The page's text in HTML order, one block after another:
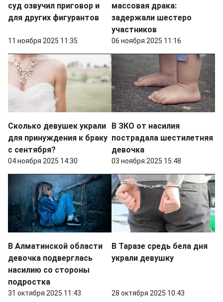
суд озвучил приговор и
для других фигурантов
11 ноября 2025 11:35
массовая драка:
задержали шестеро
участников
06 ноября 2025 11:16
Сколько девушек украли
для принуждения к браку
с сентября?
04 ноября 2025 14:30
В ЗКО от насилия
пострадала шестилетняя
девочка
03 ноября 2025 15:48
В Алматинской области
девочка подверглась
насилию со стороны
подростка
31 октября 2025 11:43
В Таразе средь бела дня
украли девушку
28 октября 2025 10:43